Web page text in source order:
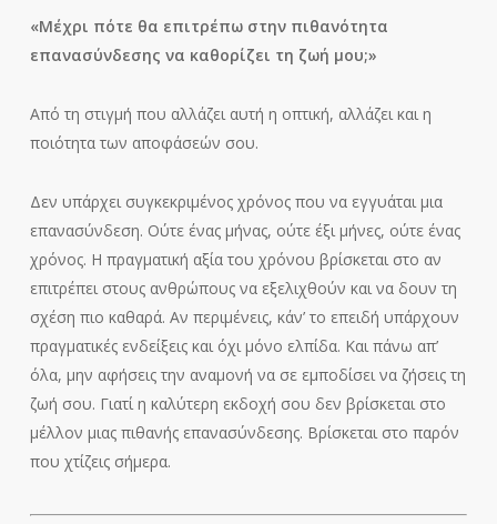
«Μέχρι πότε θα επιτρέπω στην πιθανότητα
επανασύνδεσης να καθορίζει τη ζωή μου;»
Από τη στιγμή που αλλάζει αυτή η οπτική, αλλάζει και η
ποιότητα των αποφάσεών σου.
Δεν υπάρχει συγκεκριμένος χρόνος που να εγγυάται μια
επανασύνδεση. Ούτε ένας μήνας, ούτε έξι μήνες, ούτε ένας
χρόνος. Η πραγματική αξία του χρόνου βρίσκεται στο αν
επιτρέπει στους ανθρώπους να εξελιχθούν και να δουν τη
σχέση πιο καθαρά. Αν περιμένεις, κάν’ το επειδή υπάρχουν
πραγματικές ενδείξεις και όχι μόνο ελπίδα. Και πάνω απ’
όλα, μην αφήσεις την αναμονή να σε εμποδίσει να ζήσεις τη
ζωή σου. Γιατί η καλύτερη εκδοχή σου δεν βρίσκεται στο
μέλλον μιας πιθανής επανασύνδεσης. Βρίσκεται στο παρόν
που χτίζεις σήμερα.